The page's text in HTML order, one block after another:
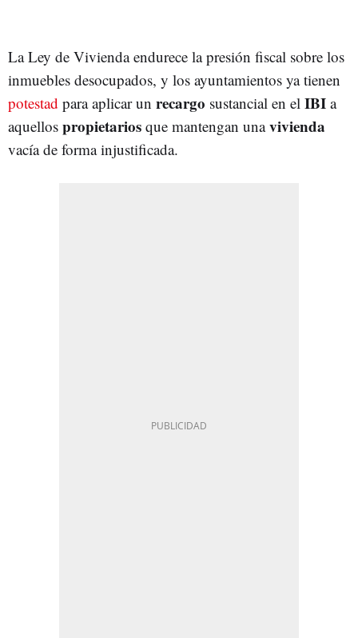
La Ley de Vivienda endurece la presión fiscal sobre los
inmuebles desocupados, y los ayuntamientos ya tienen
potestad para aplicar un recargo sustancial en el IBI a
aquellos propietarios que mantengan unavivienda
vacía de forma injustificada.